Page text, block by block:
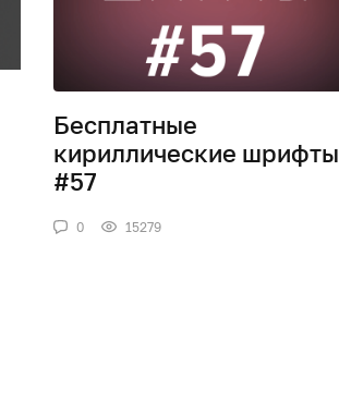
Бесплатные
кириллические шрифты
#57
0 15279